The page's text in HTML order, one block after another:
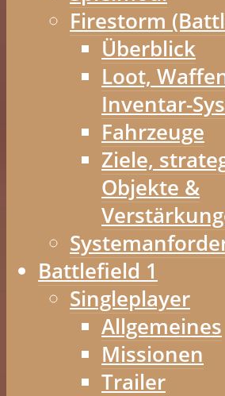
Firestorm
Überblick
Loot,
Inventar-
Fahrzeuge
Ziele,
Objekte &
Battlefield 1
Singleplayer
Allgemeines
Missionen
Trailer